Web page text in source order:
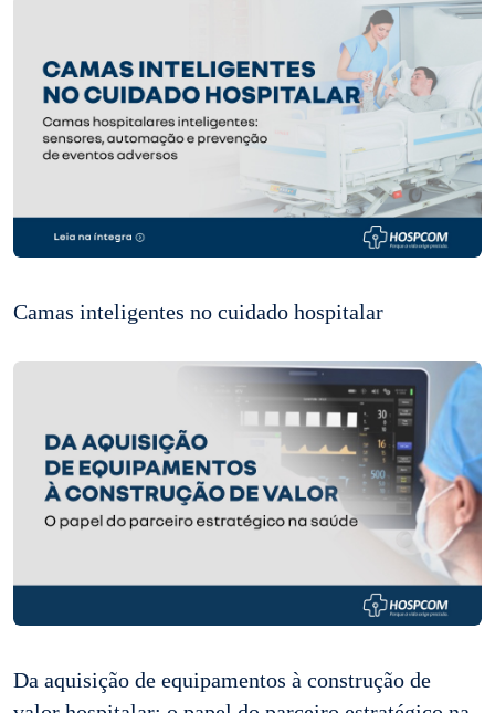
Camas inteligentes no cuidado hospitalar
Da aquisição de equipamentos à construção de